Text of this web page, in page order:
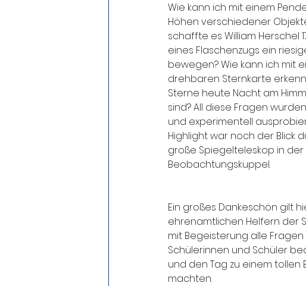
Wie kann ich mit einem
Höhen verschiedener
schaffte es William Herschel
eines Flaschenzugs ein
bewegen? Wie kann ich mit
drehbaren Sternkarte
Sterne heute Nacht am
sind? All diese Fragen
und experimentell
Highlight war noch der Blick
große Spiegelteleskop in der
Beobachtungskuppel.
Ein großes Dankeschön gilt
ehrenamtlichen Helfern der
mit Begeisterung alle
Schülerinnen und Schüler
und den Tag zu einem tollen
machten.